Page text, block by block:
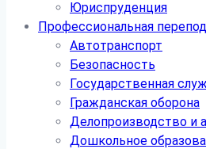
Юриспруденция
Профессиональная
Автотранспорт
Безопасность
Государственная
Гражданская оборона
Делопроизводство и
Дошкольное